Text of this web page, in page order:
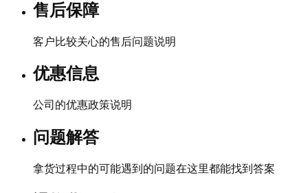
售后保障
客户比较关心的售后问题说明
优惠信息
公司的优惠政策说明
问题解答
拿货过程中的可能遇到的问题在这里都能找到答案